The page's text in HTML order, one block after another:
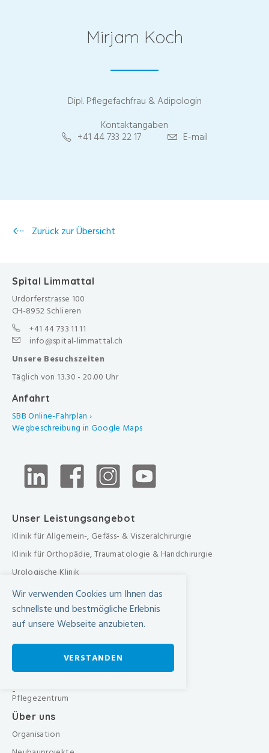
Mirjam Koch
Dipl. Pflegefachfrau & Adipologin
Kontaktangaben
+41 44 733 22 17 E-mail
Zurück zur Übersicht
Spital Limmattal
Urdorferstrasse 100
CH-8952 Schlieren
+41 44 733 11 11
info@spital-limmattal.ch
Unsere Besuchszeiten
Täglich von 13.30 - 20.00 Uhr
Anfahrt
SBB Online-Fahrplan ›
Wegbeschreibung in Google Maps
Unser Leistungsangebot
Klinik für Allgemein-, Gefäss- & Viszeralchirurgie
Klinik für Orthopädie, Traumatologie & Handchirurgie
Urologische Klinik
Medizinische Klinik
Frauenklinik
Übergreifende medizinische Bereiche
Übergreifende Bereiche
Beratungen & Dienste
Pflegezentrum
Über uns
Organisation
Wir verwenden Cookies um Ihnen das
schnellste und bestmögliche Erlebnis
auf unsere Webseite anzubieten.
VERSTANDEN
-